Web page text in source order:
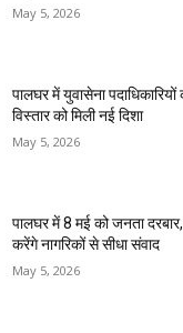
May 5, 2026
पालघर में युवासेना
विस्तार को मिली नई दिशा
May 5, 2026
पालघर में 8 मई को जनता
करेंगे नागरिकों से सीधा संवाद
May 5, 2026